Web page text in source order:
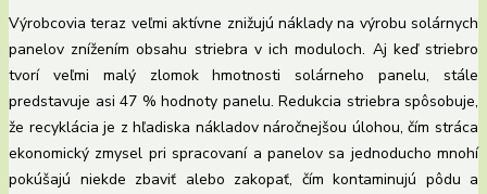
Výrobcovia teraz veľmi aktívne znižujú náklady na výrobu solárnych
panelov znížením obsahu striebra v ich moduloch. Aj keď striebro
tvorí veľmi malý zlomok hmotnosti solárneho panelu, stále
predstavuje asi 47 % hodnoty panelu. Redukcia striebra spôsobuje,
že recyklácia je z hľadiska nákladov náročnejšou úlohou, čím stráca
ekonomický zmysel pri spracovaní a panelov sa jednoducho mnohí
pokúšajú niekde zbaviť alebo zakopať, čím kontaminujú pôdu a